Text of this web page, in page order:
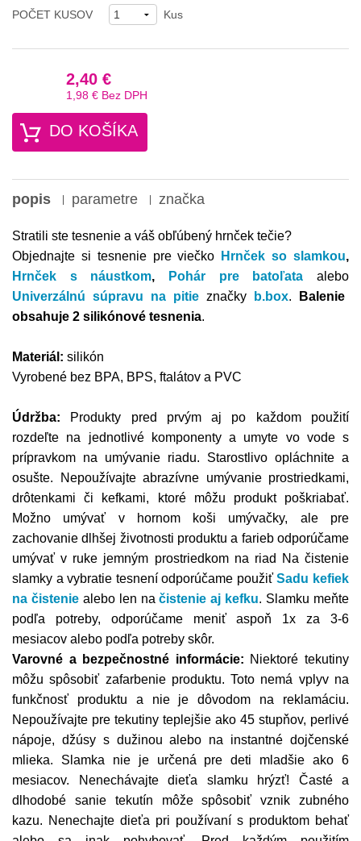
POČET KUSOV Kus
2,40 €
1,98 € Bez DPH
DO KOŠÍKA
popis parametre značka
Stratili ste tesnenie a váš obľúbený hrnček tečie?
Objednajte si tesnenie pre viečko
Hrnček so slamkou,
Hrnček s náustkom, Pohár pre batoľata
alebo
Univerzálnú súpravu na pitie značky b.box.
Balenie
obsahuje 2 silikónové tesnenia.
Materiál: silikón
Vyrobené bez BPA, BPS, ftalátov a PVC
Údržba:
Produkty pred prvým aj po každom použití
rozdeľte na jednotlivé komponenty a umyte vo vode s
prípravkom na umývanie riadu. Starostlivo opláchnite a
osušte. Nepoužívajte abrazívne umývanie prostriedkami,
drôtenkami či kefkami, ktoré môžu produkt poškriabať.
Možno umývať v hornom koši umývačky, ale pre
zachovanie dlhšej životnosti produktu a farieb odporúčame
umývať v ruke jemným prostriedkom na riad
Na čistenie
slamky a vybratie tesnení odporúčame použiťSadu kefiek
na čisteniealebo len načistenie aj kefku. Slamku meňte
podľa potreby, odporúčame meniť aspoň 1x za 3-6
mesiacov alebo podľa potreby skôr.
Varovné a bezpečnostné informácie: Niektoré tekutiny
môžu spôsobiť zafarbenie produktu. Toto nemá vplyv na
funkčnosť produktu a nie je dôvodom na reklamáciu.
Nepoužívajte pre tekutiny teplejšie ako 45 stupňov, perlivé
nápoje, džúsy s dužinou alebo na instantné dojčenské
mlieka. Slamka nie je určená pre deti mladšie ako 6
mesiacov. Nenechávajte dieťa slamku hrýzť! Časté a
dlhodobé sanie tekutín môže spôsobiť vznik zubného
kazu. Nenechajte dieťa pri používaní s produktom behať